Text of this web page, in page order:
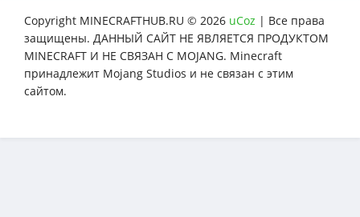
Copyright MINECRAFTHUB.RU © 2026 uCoz | Все права
защищены. ДАННЫЙ САЙТ НЕ ЯВЛЯЕТСЯ ПРОДУКТОМ
MINECRAFT И НЕ СВЯЗАН С MOJANG. Minecraft
принадлежит Mojang Studios и не связан с этим
сайтом.